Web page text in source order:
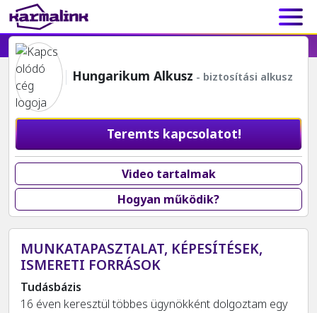
Main Navigation
Lakossági biztosítás
Hungarikum Alkusz - biztosítási alkusz
Teremts kapcsolatot!
Video tartalmak
Hogyan működik?
MUNKATAPASZTALAT, KÉPESÍTÉSEK,
ISMERETI FORRÁSOK
Tudásbázis
16 éven keresztül többes ügynökként dolgoztam egy